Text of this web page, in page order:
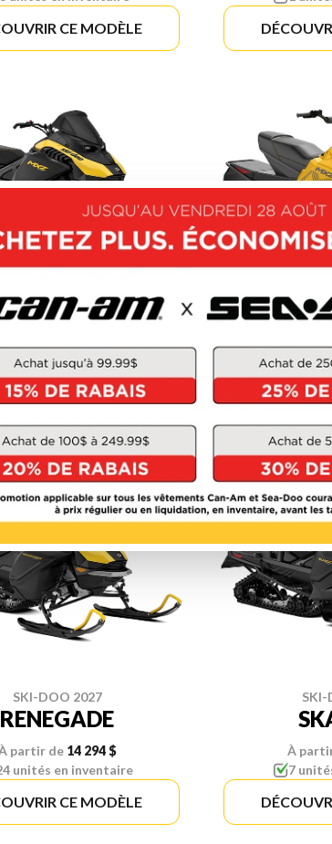
CE MODÈLE
SKI-DOO 2027
partir de12 944 $
3 unités en inventaire
SKI-
À
1
SKI-DOO 2027
RENEGADE
partir de 14 294 $
unités en inventaire
CE MODÈLE
SKI-
À
7